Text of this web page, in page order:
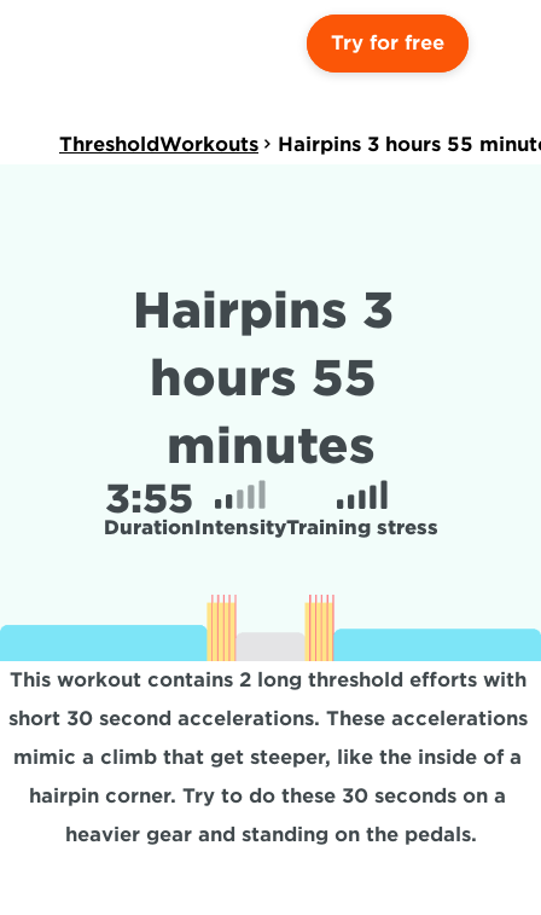
Try for free
ThresholdWorkouts Hairpins 3 hours 55
Hairpins 3
hours 55
minutes
3:55
DurationIntensityTraining stress
This workout contains 2 long threshold efforts with
short 30 second accelerations. These accelerations
mimic a climb that get steeper, like the inside of a
hairpin corner. Try to do these 30 seconds on a
heavier gear and standing on the pedals.